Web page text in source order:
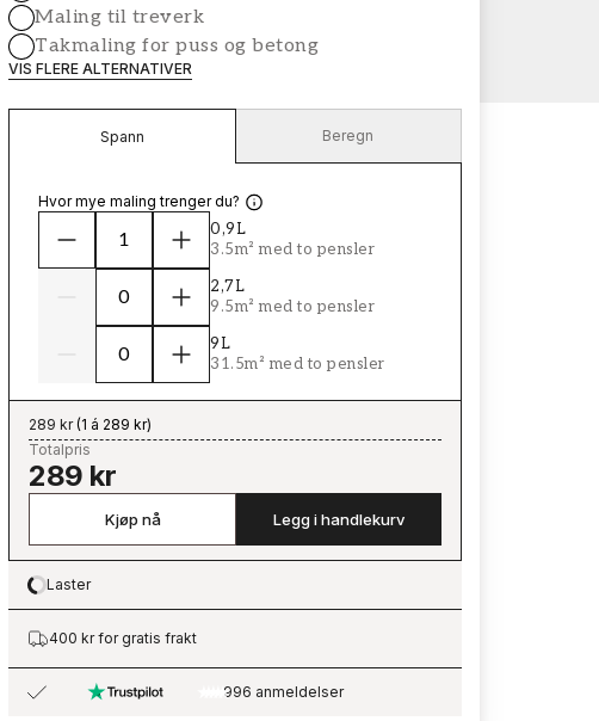
Maling til treverk
Takmaling for puss og betong
VIS FLERE ALTERNATIVER
Spann Beregn
Hvor mye maling trenger du?
0,9L
3.5m² med to pensler
2,7L
9.5m² med to pensler
9L
31.5m² med to pensler
289 kr(1 á 289 kr)
Totalpris
289 kr
Kjøp nå Legg i handlekurv
Loading…
Laster
400 kr for gratis frakt
996 anmeldelser